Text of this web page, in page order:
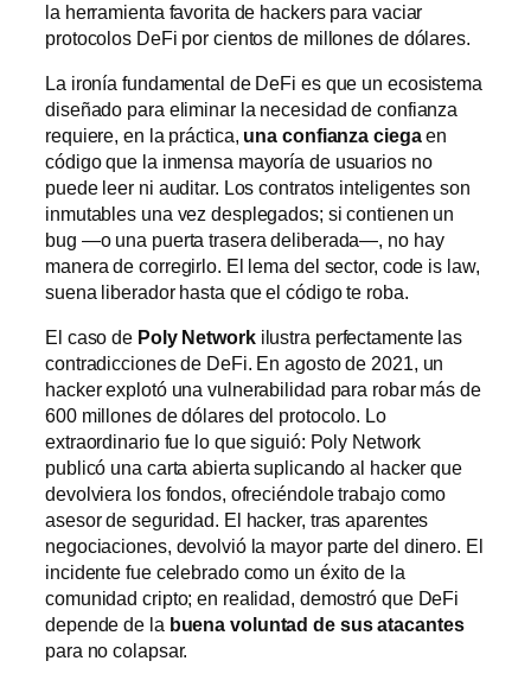
la herramienta favorita de hackers para vaciar
protocolos DeFi por cientos de millones de dólares.
La ironía fundamental de DeFi es que un ecosistema
diseñado para eliminar la necesidad de confianza
requiere, en la práctica, una confianza ciegaen
código que la inmensa mayoría de usuarios no
puede leer ni auditar. Los contratos inteligentes son
inmutables una vez desplegados; si contienen un
bug —o una puerta trasera deliberada—, no hay
manera de corregirlo. El lema del sector, code is law,
suena liberador hasta que el código te roba.
El caso de Poly Networkilustra perfectamente las
contradicciones de DeFi. En agosto de 2021, un
hacker explotó una vulnerabilidad para robar más de
600 millones de dólares del protocolo. Lo
extraordinario fue lo que siguió: Poly Network
publicó una carta abierta suplicando al hacker que
devolviera los fondos, ofreciéndole trabajo como
asesor de seguridad. El hacker, tras aparentes
negociaciones, devolvió la mayor parte del dinero. El
incidente fue celebrado como un éxito de la
comunidad cripto; en realidad, demostró que DeFi
depende de la buena voluntad de sus atacantes
para no colapsar.